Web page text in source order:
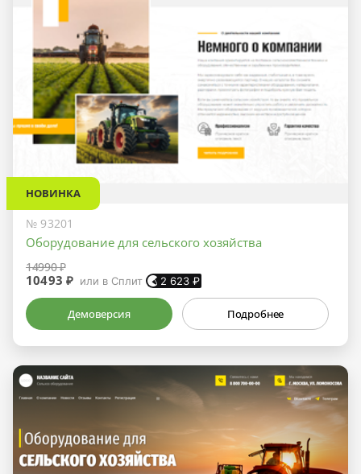
НОВИНКА
№ 93201
Оборудование для сельского хозяйства
14990 ₽
10493 ₽ или в Сплит 2 623 ₽
Демоверсия Подробнее